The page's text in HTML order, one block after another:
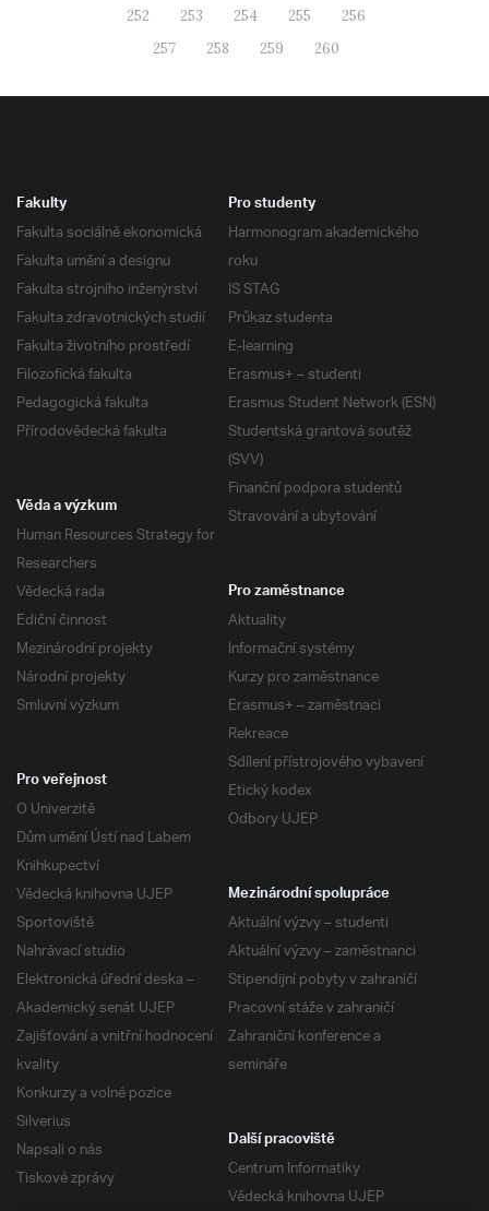
252
253 254 255
256
257
258 259 260
Fakulty
Fakulta sociálně ekonomická
Fakulta umění a designu
Fakulta strojního inženýrství
Fakulta zdravotnických studií
Fakulta životního prostředí
Filozofická fakulta
Pedagogická fakulta
Přírodovědecká fakulta
Pro studenty
Harmonogram akademického
roku
IS STAG
Průkaz studenta
E-learning
Erasmus+ – studenti
Erasmus Student Network (ESN)
Studentská grantová soutěž
(SVV)
Finanční podpora studentů
Stravování a ubytování
Věda a výzkum
Human Resources Strategy for
Researchers
Vědecká rada
Ediční činnost
Mezinárodní projekty
Národní projekty
Smluvní výzkum
Pro zaměstnance
Aktuality
Informační systémy
Kurzy pro zaměstnance
Erasmus+ – zaměstnaci
Rekreace
Sdílení přístrojového vybavení
Etický kodex
Odbory UJEP
Pro veřejnost
O Univerzitě
Dům umění Ústí nad Labem
Knihkupectví
Vědecká knihovna UJEP
Sportoviště
Nahrávací studio
Elektronická úřední deska –
Akademický senát UJEP
Zajišťování a vnitřní hodnocení
kvality
Konkurzy a volné pozice
Silverius
Napsali o nás
Tiskové zprávy
Mezinárodní spolupráce
Aktuální výzvy – studenti
Aktuální výzvy – zaměstnanci
Stipendijní pobyty v zahraničí
Pracovní stáže v zahraničí
Zahraniční konference a
semináře
Další pracoviště
Centrum Informatiky
Vědecká knihovna UJEP